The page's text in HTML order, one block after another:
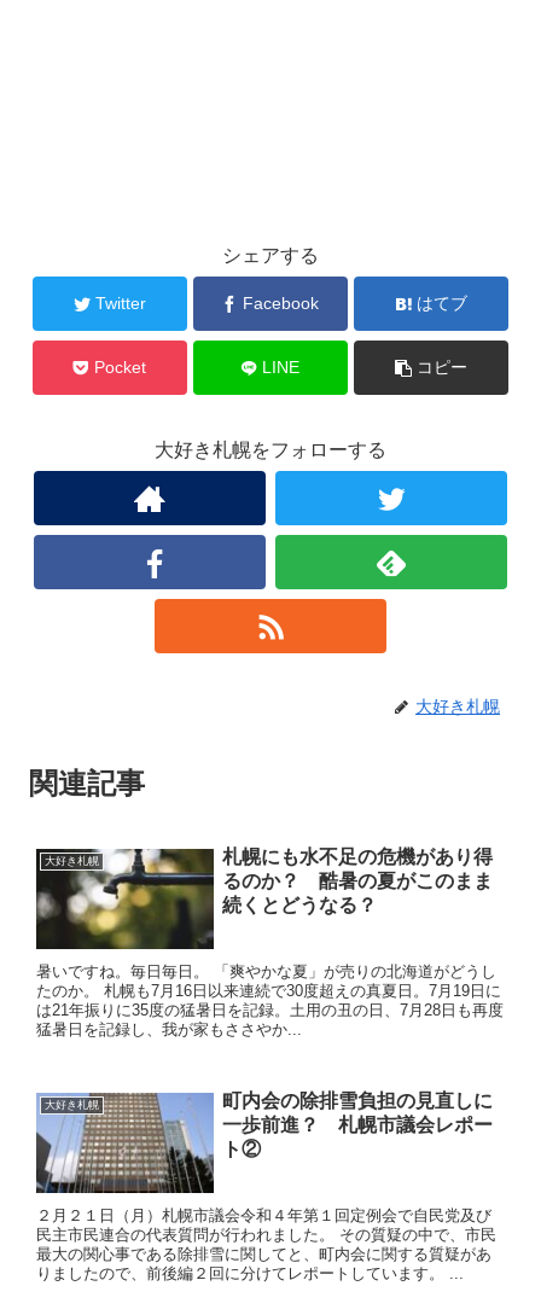
シェアする
Twitter Facebook はてブ
Pocket LINE コピー
大好き札幌をフォローする
大好き札幌
関連記事
大好き札幌
札幌にも水不足の危機があり得
るのか？ 酷暑の夏がこのまま
続くとどうなる？
暑いですね。毎日毎日。 「爽やかな夏」が売りの北海道がどうし
たのか。 札幌も7月16日以来連続で30度超えの真夏日。7月19日に
は21年振りに35度の猛暑日を記録。土用の丑の日、7月28日も再度
猛暑日を記録し、我が家もささやか...
大好き札幌
町内会の除排雪負担の見直しに
一歩前進？ 札幌市議会レポー
ト②
２月２１日（月）札幌市議会令和４年第１回定例会で自民党及び
民主市民連合の代表質問が行われました。 その質疑の中で、市民
最大の関心事である除排雪に関してと、町内会に関する質疑があ
りましたので、前後編２回に分けてレポートしています。 ...